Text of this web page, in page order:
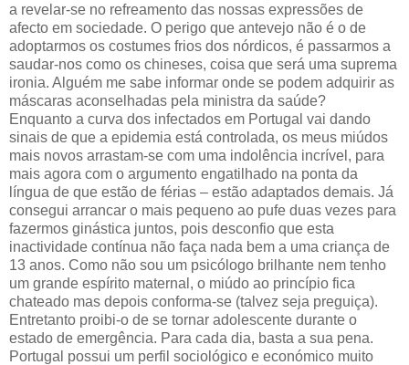
a revelar-se no refreamento das nossas expressões de
afecto em sociedade. O perigo que antevejo não é o de
adoptarmos os costumes frios dos nórdicos, é passarmos a
saudar-nos como os chineses, coisa que será uma suprema
ironia. Alguém me sabe informar onde se podem adquirir as
máscaras aconselhadas pela ministra da saúde?
Enquanto a curva dos infectados em Portugal vai dando
sinais de que a epidemia está controlada, os meus miúdos
mais novos arrastam-se com uma indolência incrível, para
mais agora com o argumento engatilhado na ponta da
língua de que estão de férias – estão adaptados demais. Já
consegui arrancar o mais pequeno ao pufe duas vezes para
fazermos ginástica juntos, pois desconfio que esta
inactividade contínua não faça nada bem a uma criança de
13 anos. Como não sou um psicólogo brilhante nem tenho
um grande espírito maternal, o miúdo ao princípio fica
chateado mas depois conforma-se (talvez seja preguiça).
Entretanto proibi-o de se tornar adolescente durante o
estado de emergência. Para cada dia, basta a sua pena.
Portugal possui um perfil sociológico e económico muito